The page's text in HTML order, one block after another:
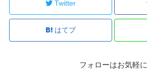
Twitter
はてブ
フォローはお気軽に